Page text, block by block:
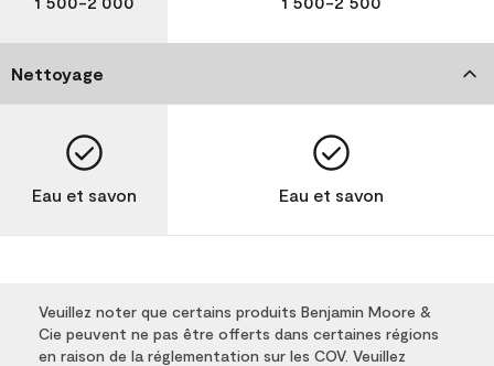
Nettoyage
Eau et savon Eau et savon
Veuillez noter que certains produits Benjamin Moore &
Cie peuvent ne pas être offerts dans certaines régions
en raison de la réglementation sur les COV. Veuillez